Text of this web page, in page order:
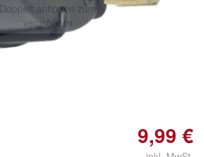
Doppelt antippen zum
vergrößern
9,99 €